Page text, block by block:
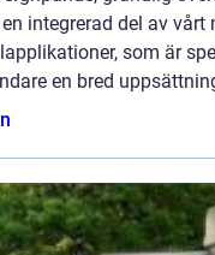
integrerad del av vårt
som är
en bred